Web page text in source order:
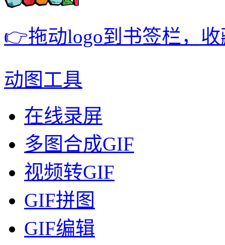
👉拖动logo到书签栏，
动图工具
在线录屏
多图合成GIF
视频转GIF
GIF拼图
GIF编辑